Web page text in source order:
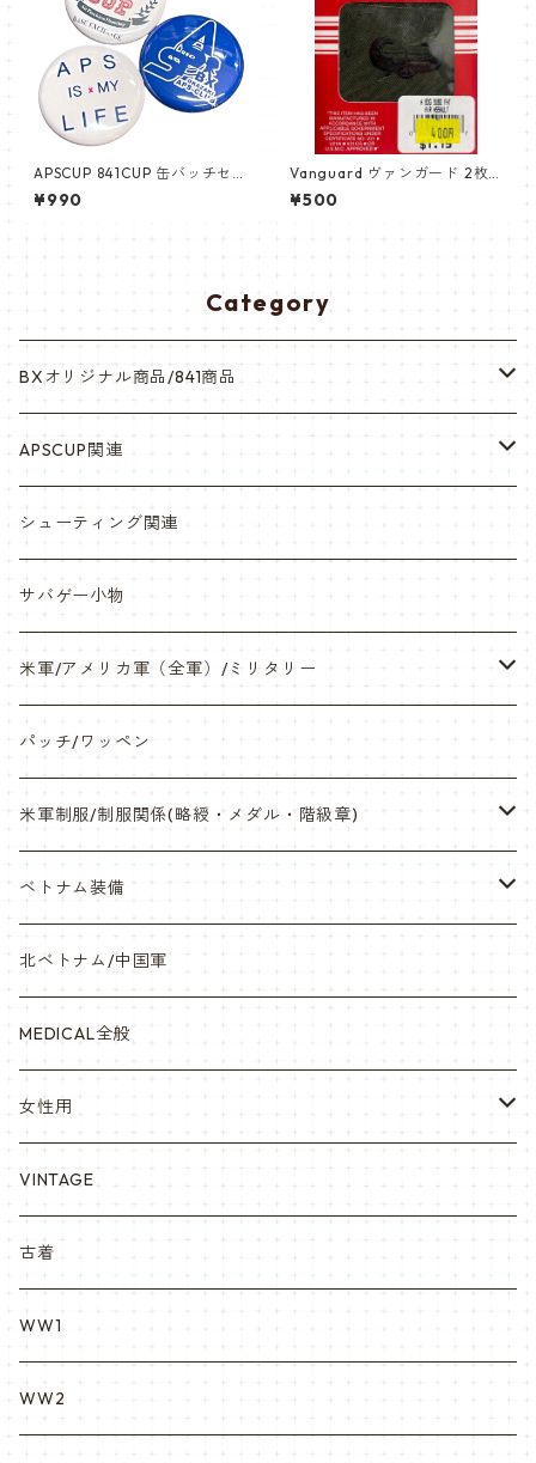
APSCUP 841CUP 缶バッチセ
ット 3個入り
¥990
Vanguard ヴァンガード 2枚
セット エアアサルト air assa
ult サブデュード
¥500
Category
BXオリジナル商品/841商品
シール・ステッカー（UV加工）
缶バッチ
帽子・Tシャツ・エプロン
ネックレス・アクセサリー・スマホケース
サンダル・Bag
サバゲー装備品・バッテリー
オリジナルパッチ
841マスク・BDUカスタム
赤ちゃん用
YARSOC
シャークマウス
REPRO レプロ
APSCUP関連
岡崎APS部
本体・BB弾・小物類
シューティング関連
サバゲー小物
米軍/アメリカ軍（全軍）/ミリタリー
海兵隊/USMC
陸軍/USARMY
空軍/USAF
海軍/USN
宇宙軍
トレーニングウエア集
ポーラテック/POLARTEC
米軍放出品ブーツ
パッチ/ワッペン
米軍制服/制服関係(略綬・メダル・階級章)
略綬・リボンバー・メダル等
ピンズ類 階級章(ランク)・資格章等
アメリカ軍制服
ベトナム装備
サムズミリタリ屋さん
セスラー中田商店さん
EA east asia
DRAGON ドラゴン
Nyat Mil ニャットミル
カスタム KURI
VietnamEra ウエア
北ベトナム/中国軍
MEDICAL全般
女性用
ARC アメリカンレッドクロス
NURES
VINTAGE
古着
WW1
WW2